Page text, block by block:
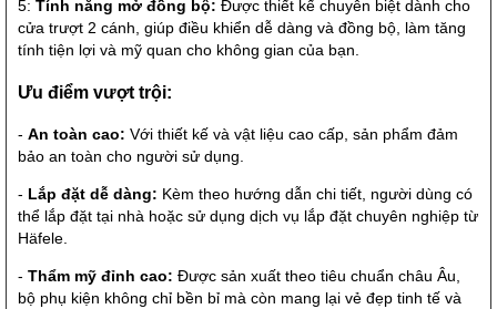
5: Tính năng mở đồng bộ: Được thiết kế chuyên biệt dành cho
cửa trượt 2 cánh, giúp điều khiển dễ dàng và đồng bộ, làm tăng
tính tiện lợi và mỹ quan cho không gian của bạn.
Ưu điểm vượt trội:
- An toàn cao: Với thiết kế và vật liệu cao cấp, sản phẩm đảm
bảo an toàn cho người sử dụng.
- Lắp đặt dễ dàng: Kèm theo hướng dẫn chi tiết, người dùng có
thể lắp đặt tại nhà hoặc sử dụng dịch vụ lắp đặt chuyên nghiệp từ
Häfele.
- Thẩm mỹ đỉnh cao: Được sản xuất theo tiêu chuẩn châu Âu,
bộ phụ kiện không chỉ bền bỉ mà còn mang lại vẻ đẹp tinh tế và